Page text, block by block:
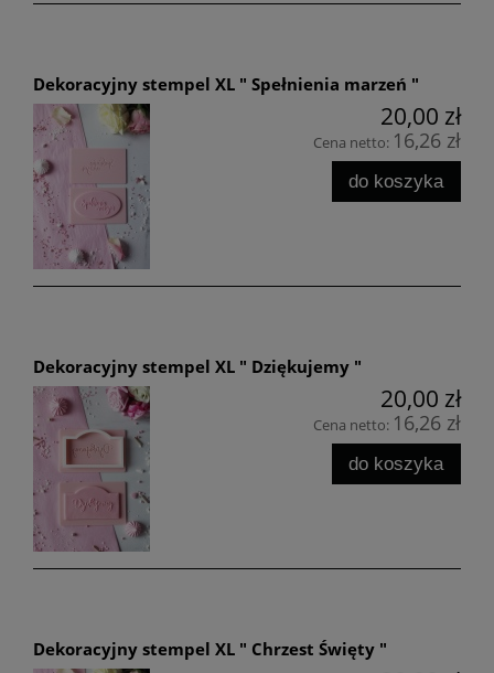
Dekoracyjny stempel XL " Spełnienia marzeń "
20,00 zł
Cena netto: 16,26 zł
do koszyka
Dekoracyjny stempel XL " Dziękujemy "
20,00 zł
Cena netto: 16,26 zł
do koszyka
Dekoracyjny stempel XL " Chrzest Święty "